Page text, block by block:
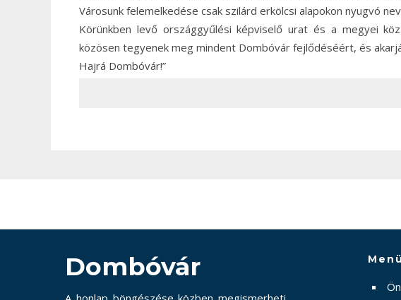
Városunk felemelkedése csak szilárd erkölcsi alapokon nyugvó
Körünkben levő országgyűlési képviselő urat és a megyei
közösen tegyenek meg mindent Dombóvár fejlődéséért, és
Hajrá Dombóvár!”
Dombóvár